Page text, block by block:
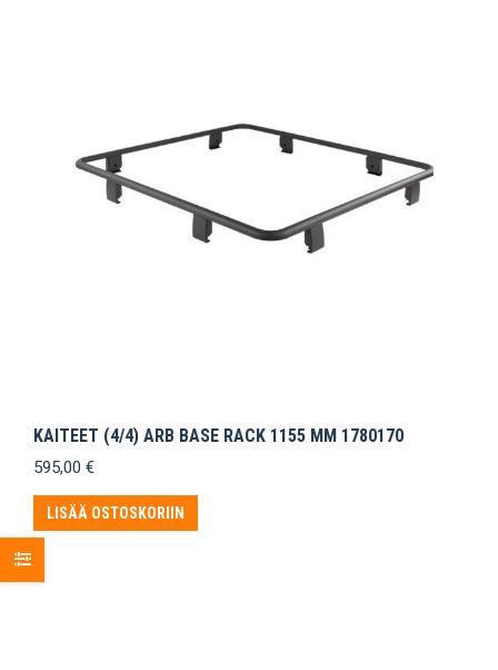
KAITEET (4/4) ARB BASE RACK 1155 MM 1780170
595,00 €
LISÄÄ OSTOSKORIIN